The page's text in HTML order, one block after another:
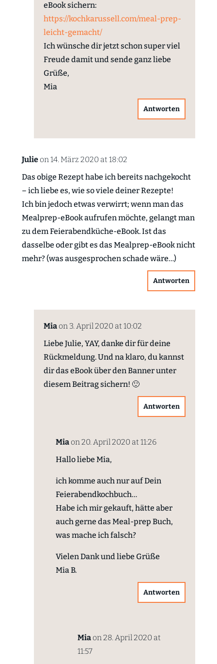
eBook sichern:
https://kochkarussell.com/meal-prep-
leicht-gemacht/
Ich wünsche dir jetzt schon super viel
Freude damit und sende ganz liebe
Grüße,
Mia
Antworten
Julie on 14. März 2020 at 18:02
Das obige Rezept habe ich bereits nachgekocht
– ich liebe es, wie so viele deiner Rezepte!
Ich bin jedoch etwas verwirrt; wenn man das
Mealprep-eBook aufrufen möchte, gelangt man
zu dem Feierabendküche-eBook. Ist das
dasselbe oder gibt es das Mealprep-eBook nicht
mehr? (was ausgesprochen schade wäre…)
Antworten
Mia on 3. April 2020 at 10:02
Liebe Julie, YAY, danke dir für deine
Rückmeldung. Und na klaro, du kannst
dir das eBook über den Banner unter
diesem Beitrag sichern! 🙂
Antworten
Mia on 20. April 2020 at 11:26
Hallo liebe Mia,
ich komme auch nur auf Dein
Feierabendkochbuch…
Habe ich mir gekauft, hätte aber
auch gerne das Meal-prep Buch,
was mache ich falsch?
Vielen Dank und liebe Grüße
Mia B.
Antworten
Mia on 28. April 2020 at
11:57